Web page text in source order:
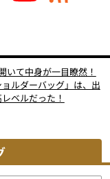
いて中身が一目瞭然！
ルダーバッグ」は、出
ベルだった！